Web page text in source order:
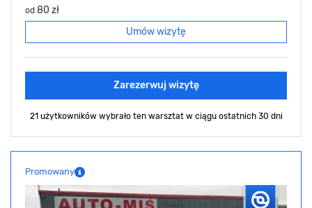
od 80 zł
Umów wizytę
Zarezerwuj wizytę
21 użytkowników wybrało ten warsztat w ciągu ostatnich 30 dni
Promowany